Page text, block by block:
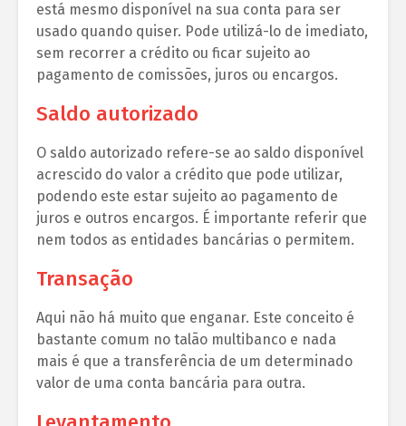
está mesmo disponível na sua conta para ser
usado quando quiser. Pode utilizá-lo de imediato,
sem recorrer a crédito ou ficar sujeito ao
pagamento de comissões, juros ou encargos.
Saldo autorizado
O saldo autorizado refere-se ao saldo disponível
acrescido do valor a crédito que pode utilizar,
podendo este estar sujeito ao pagamento de
juros e outros encargos. É importante referir que
nem todos as entidades bancárias o permitem.
Transação
Aqui não há muito que enganar. Este conceito é
bastante comum no talão multibanco e nada
mais é que a transferência de um determinado
valor de uma conta bancária para outra.